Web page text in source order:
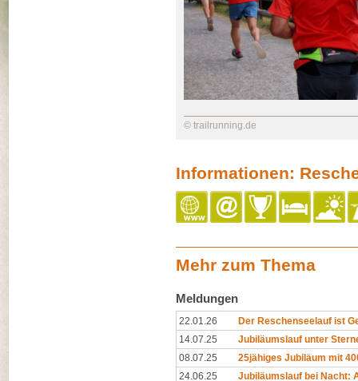
© trailrunning.de
Informationen:
Mehr zum Thema
Meldungen
22.01.26
Der Reschenseelauf ist
14.07.25
Jubiläumslauf unter
08.07.25
25jähiges Jubiläum mit
24.06.25
Jubiläumslauf bei Nacht: